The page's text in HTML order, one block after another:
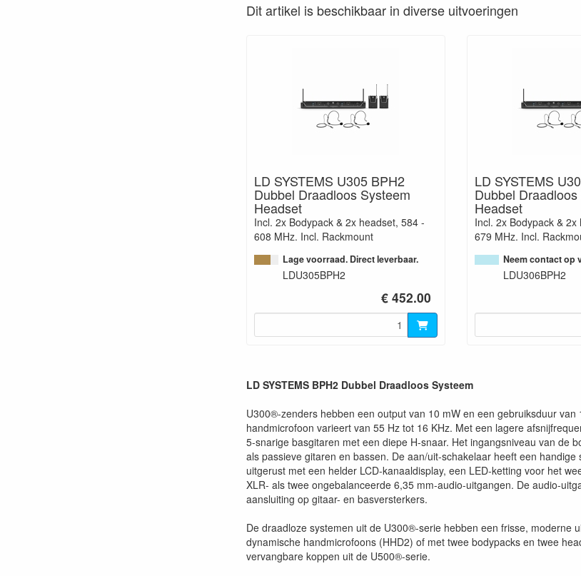
Dit artikel is beschikbaar in diverse uitvoeringen
LD SYSTEMS U305 BPH2
Dubbel Draadloos Systeem
Headset
Incl. 2x Bodypack & 2x headset, 584 -
608 MHz. Incl. Rackmount
Lage voorraad. Direct leverbaar.
LDU305BPH2
€ 452.00
LD SYSTEMS
Dubbel
Headset
Incl. 2x Bodypack &
679 MHz. Incl.
Neem contact op
LDU306BPH2
LD SYSTEMS BPH2 Dubbel Draadloos Systeem
U300®-zenders hebben een output van 10 mW en een gebruiksduur
handmicrofoon varieert van 55 Hz tot 16 KHz. Met een lagere
5-snarige basgitaren met een diepe H-snaar. Het ingangsniveau van de
als passieve gitaren en bassen. De aan/uit-schakelaar heeft een
uitgerust met een helder LCD-kanaaldisplay, een LED-ketting voor het
XLR- als twee ongebalanceerde 6,35 mm-audio-uitgangen. De audio-
aansluiting op gitaar- en basversterkers.
De draadloze systemen uit de U300®-serie hebben een frisse, moderne
dynamische handmicrofoons (HHD2) of met twee bodypacks en twee
vervangbare koppen uit de U500®-serie.